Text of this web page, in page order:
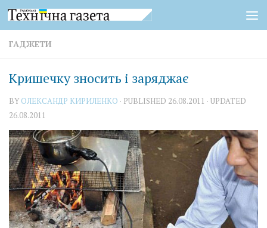
Skip to content
ГАДЖЕТИ
Кришечку зносить і заряджає
BY ОЛЕКСАНДР КИРИЛЕНКО · PUBLISHED 26.08.2011 · UPDATED
26.08.2011